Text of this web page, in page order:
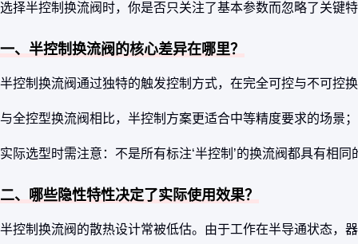
选择半控制换流阀时，你是否只关注了基本参数而忽略了关键
一、半控制换流阀的核心差异在哪里？
半控制换流阀通过独特的触发控制方式，在完全可控与不可控
与全控型换流阀相比，半控制方案更适合中等精度要求的场景
实际选型时需注意：不是所有标注‘半控制’的换流阀都具有相
二、哪些隐性特性决定了实际使用效果？
半控制换流阀的散热设计常被低估。由于工作在半导通状态，